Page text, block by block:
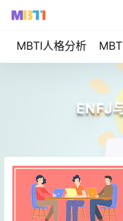
MBTI人格分析
ENFJ